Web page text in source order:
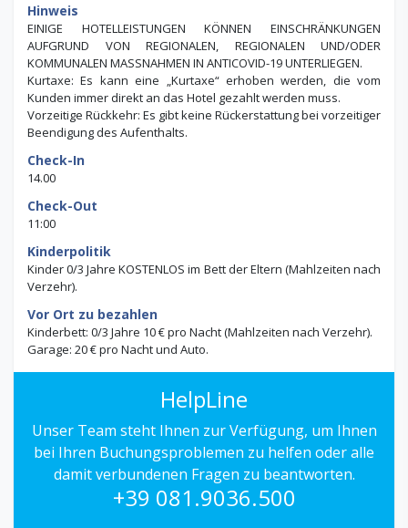
Hinweis
EINIGE HOTELLEISTUNGEN KÖNNEN EINSCHRÄNKUNGEN
AUFGRUND VON REGIONALEN, REGIONALEN UND/ODER
KOMMUNALEN MASSNAHMEN IN ANTICOVID-19 UNTERLIEGEN.
Kurtaxe: Es kann eine „Kurtaxe“ erhoben werden, die vom
Kunden immer direkt an das Hotel gezahlt werden muss.
Vorzeitige Rückkehr: Es gibt keine Rückerstattung bei vorzeitiger
Beendigung des Aufenthalts.
Check-In
14.00
Check-Out
11:00
Kinderpolitik
Kinder 0/3 Jahre KOSTENLOS im Bett der Eltern (Mahlzeiten nach
Verzehr).
Vor Ort zu bezahlen
Kinderbett: 0/3 Jahre 10 € pro Nacht (Mahlzeiten nach Verzehr).
Garage: 20 € pro Nacht und Auto.
HelpLine
Unser Team steht Ihnen zur Verfügung, um Ihnen
bei Ihren Buchungsproblemen zu helfen oder alle
damit verbundenen Fragen zu beantworten.
+39 081.9036.500